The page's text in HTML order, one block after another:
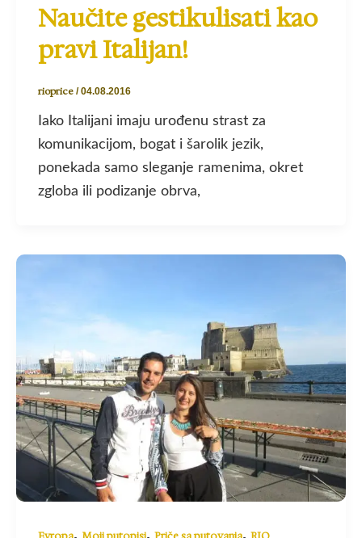
Naučite gestikulisati kao
pravi Italijan!
rioprice /04.08.2016
Iako Italijani imaju urođenu strast za
komunikacijom, bogat i šarolik jezik,
ponekada samo sleganje ramenima, okret
zgloba ili podizanje obrva,
, , ,